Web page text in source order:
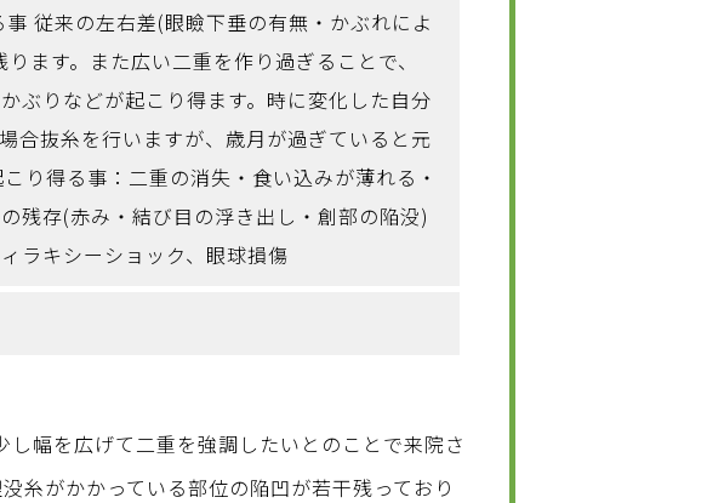
従来の左右差(眼瞼下垂の有無・かぶれによ
ます。また広い二重を作り過ぎることで、
ぶりなどが起こり得ます。時に変化した自分
合抜糸を行いますが、歳月が過ぎていると元
り得る事：二重の消失・食い込みが薄れる・
残存(赤み・結び目の浮き出し・創部の陥没)
ラキシーショック、眼球損傷
幅を広げて二重を強調したいとのことで来院さ
糸がかかっている部位の陥凹が若干残っており